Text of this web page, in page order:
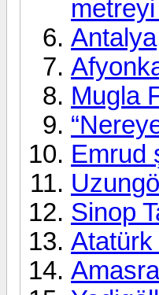
Mugla
Emrud
Sinop
Atatürk